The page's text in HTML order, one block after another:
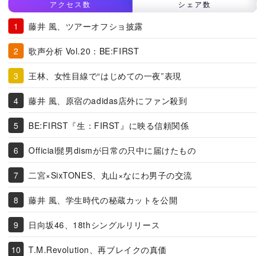
アクセス数 シェア数
藤井 風、ツアーオフショ披露
歌声分析 Vol.20：BE:FIRST
王林、女性目線で“はじめての一夜”表現
藤井 風、原宿のadidas店外にファン殺到
BE:FIRST『生：FIRST』に映る信頼関係
Official髭男dismが日常の只中に届けたもの
二宮×SixTONES、丸山×なにわ男子の交流
藤井 風、学生時代の秘蔵カットを公開
日向坂46、18thシングルリリース
T.M.Revolution、再ブレイクの真価